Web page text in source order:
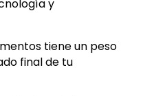
y
tiene un peso
final de tu